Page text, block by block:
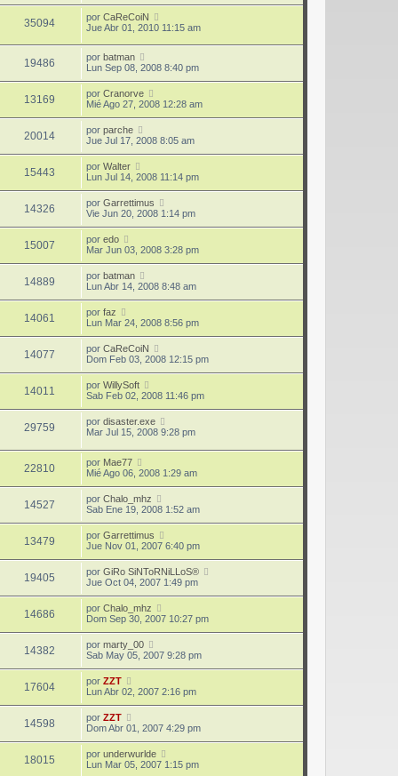
35094 por CaReCoiN
Jue Abr 01, 2010 11:15 am
19486 por batman
Lun Sep 08, 2008 8:40 pm
13169 por Cranorve
Mié Ago 27, 2008 12:28 am
20014 por parche
Jue Jul 17, 2008 8:05 am
15443 por Walter
Lun Jul 14, 2008 11:14 pm
14326 por Garrettimus
Vie Jun 20, 2008 1:14 pm
15007 por edo
Mar Jun 03, 2008 3:28 pm
14889 por batman
Lun Abr 14, 2008 8:48 am
14061 por faz
Lun Mar 24, 2008 8:56 pm
14077 por CaReCoiN
Dom Feb 03, 2008 12:15 pm
14011 por WillySoft
Sab Feb 02, 2008 11:46 pm
29759 por disaster.exe
Mar Jul 15, 2008 9:28 pm
22810 por Mae77
Mié Ago 06, 2008 1:29 am
14527 por Chalo_mhz
Sab Ene 19, 2008 1:52 am
13479 por Garrettimus
Jue Nov 01, 2007 6:40 pm
19405 por GiRo SiNToRNiLLoS®
Jue Oct 04, 2007 1:49 pm
14686 por Chalo_mhz
Dom Sep 30, 2007 10:27 pm
14382 por marty_00
Sab May 05, 2007 9:28 pm
17604 por ZZT
Lun Abr 02, 2007 2:16 pm
14598 por ZZT
Dom Abr 01, 2007 4:29 pm
18015 por underwurlde
Lun Mar 05, 2007 1:15 pm